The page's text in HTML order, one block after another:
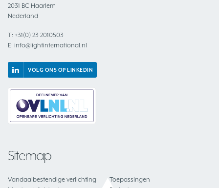
2031 BC Haarlem
Nederland
T: +31(0) 23 2010503
E: info@lightinternational.nl
VOLG ONS OP LINKEDIN
Sitemap
Vandaalbestendige verlichting
Toepassingen